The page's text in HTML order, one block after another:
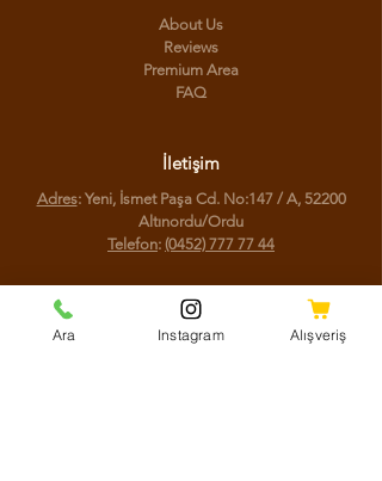
About Us
Reviews
Premium Area
FAQ
İletişim
Adres: Yeni, İsmet Paşa Cd. No:147 / A, 52200
Altınordu/Ordu
Telefon: (0452) 777 77 44
Sosyal Medya
Facebook
Ara Instagram Alışveriş